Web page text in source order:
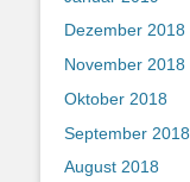
Dezember 2018
November 2018
Oktober 2018
September 2018
August 2018